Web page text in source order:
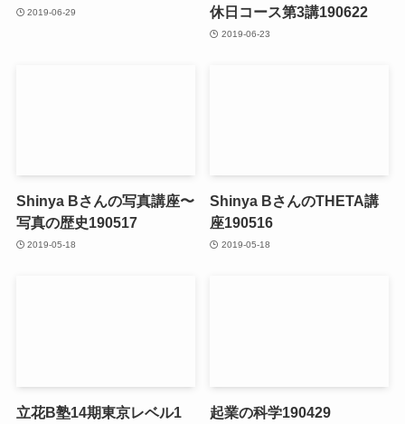
2019-06-29
休日コース第3講190622
2019-06-23
Shinya Bさんの写真講座〜
写真の歴史190517
2019-05-18
Shinya BさんのTHETA講
座190516
2019-05-18
立花B塾14期東京レベル1
起業の科学190429